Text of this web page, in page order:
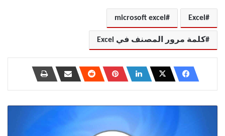
Excel
microsoft excel
كلمة مرور المصنف في Excel